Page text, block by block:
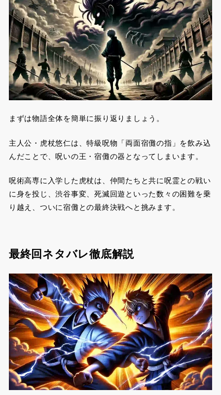
まずは物語全体を簡単に振り返りましょう。
主人公・虎杖悠仁は、特級呪物「両面宿儺の指」を飲み込
んだことで、呪いの王・宿儺の器となってしまいます。
呪術高専に入学した虎杖は、仲間たちと共に呪霊との戦い
に身を投じ、渋谷事変、死滅回遊といった数々の困難を乗
り越え、ついに宿儺との最終決戦へと挑みます。
最終回ネタバレ徹底解説